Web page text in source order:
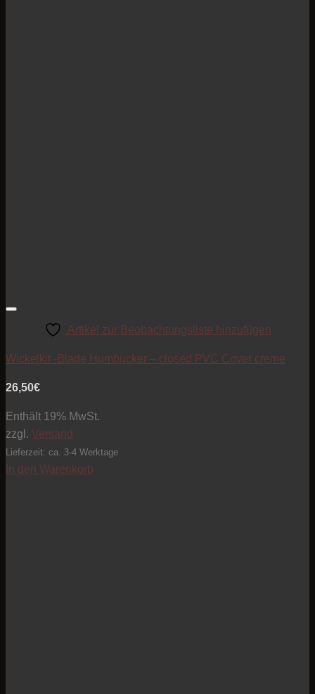
Artikel zur Beobachtungsliste hinzufügen
Wickelkit -Blade Humbucker – closed PVC Cover creme
26,50€
Enthält 19% MwSt.
zzgl. Versand
Lieferzeit: ca. 3-4 Werktage
In den Warenkorb